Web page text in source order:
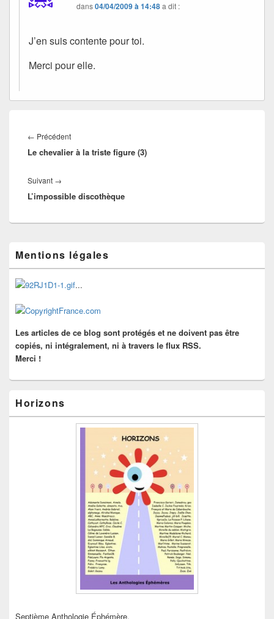
dans04/04/2009 à 14:48a dit :
J’en suis contente pour toi.
Merci pour elle.
de
l’article
← PrécédentArticle
précédent :
Le chevalier à la triste figure (3)
Suivant →
suivant :
L’impossible discothèque
principale
de
widget
pour
barre
Mentions légales
...
Les articles de ce blog sont protégés et ne doivent pas être
copiés, ni intégralement, ni à travers le flux RSS.
Merci !
Horizons
Septième Anthologie Éphémère.